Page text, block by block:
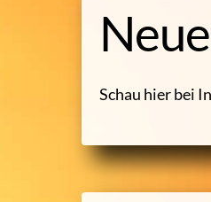
Schau hier bei